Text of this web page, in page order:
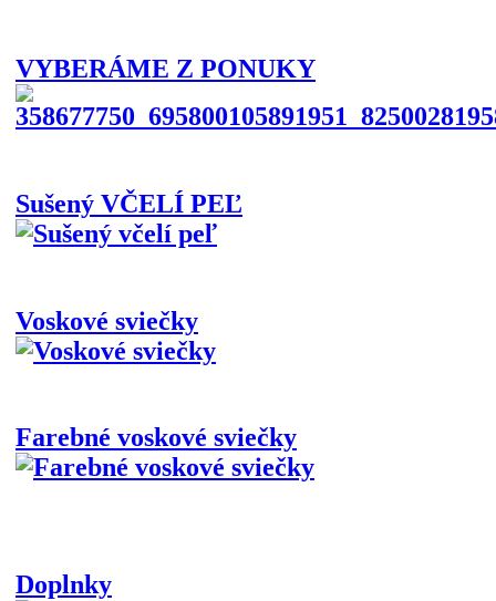
VYBERÁME Z PONUKY
Sušený VČELÍ PEĽ
Voskové sviečky
Farebné voskové sviečky
Doplnky